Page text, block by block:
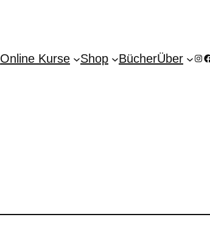
Online Kurse Shop BücherÜber